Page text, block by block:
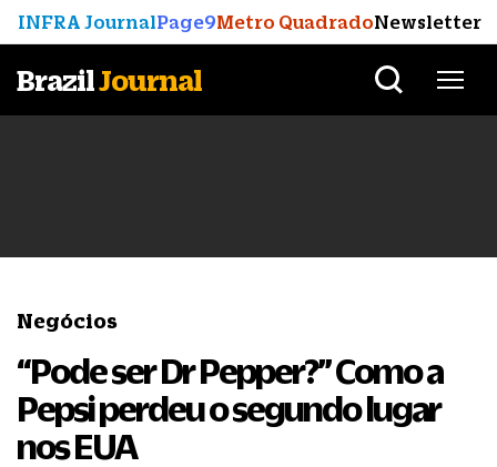
INFRA JournalPage9Metro QuadradoNewsletter
BrazilJournal
Negócios
“Pode ser Dr Pepper?” Como a
Pepsi perdeu o segundo lugar
nos EUA